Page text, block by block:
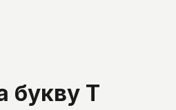
букву Т